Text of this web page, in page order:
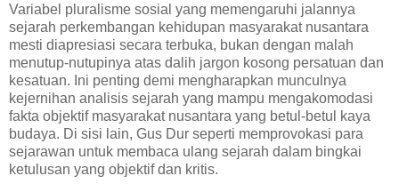
Variabel pluralisme sosial yang memengaruhi jalannya
sejarah perkembangan kehidupan masyarakat nusantara
mesti diapresiasi secara terbuka, bukan dengan malah
menutup-nutupinya atas dalih jargon kosong persatuan dan
kesatuan. Ini penting demi mengharapkan munculnya
kejernihan analisis sejarah yang mampu mengakomodasi
fakta objektif masyarakat nusantara yang betul-betul kaya
budaya. Di sisi lain, Gus Dur seperti memprovokasi para
sejarawan untuk membaca ulang sejarah dalam bingkai
ketulusan yang objektif dan kritis.